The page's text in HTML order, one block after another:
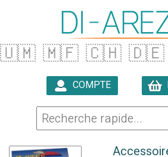
🇺🇲 🇲🇫 🇨🇭 🇩🇪
COMPTE